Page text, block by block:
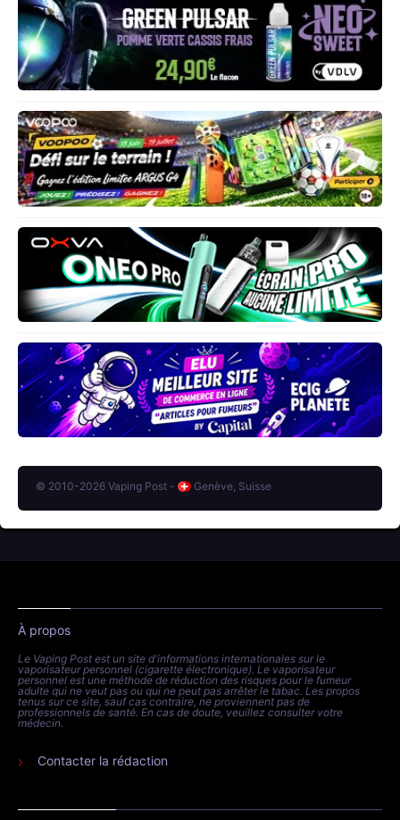
© 2010-2026 Vaping Post - Genève, Suisse
À propos
Le Vaping Post est un site d'informations internationales sur le
vaporisateur personnel (cigarette électronique). Le vaporisateur
personnel est une méthode de réduction des risques pour le fumeur
adulte qui ne veut pas ou qui ne peut pas arrêter le tabac. Les propos
tenus sur ce site, sauf cas contraire, ne proviennent pas de
professionnels de santé. En cas de doute, veuillez consulter votre
médecin.
Contacter la rédaction